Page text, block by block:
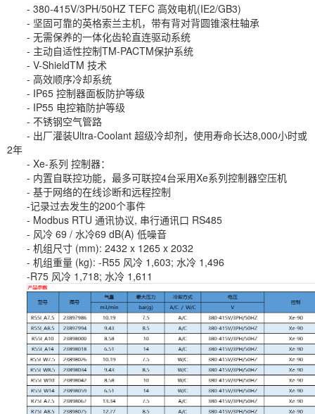
- 380-415V/3PH/50HZ TEFC 高效电机(IE2/GB3)
- 坚固可靠的英格索兰主机，带有背对背圆锥滚柱轴承
- 无需保养的一体化齿轮直连驱动系统
- 主动自适性控制TM-PACTM保护系统
- V-ShieldTM 技术
- 高效顺序冷却系统
- IP65 控制器面板防护等级
- IP55 电控箱防护等级
- 不锈钢空气管路
- 出厂灌装Ultra-Coolant 超级冷却剂，使用寿命长达8,000小时或
2年
- Xe-系列 控制器：
- 内置自联控功能，最多可联控4台采用Xe系列控制器空压机
- 基于网络的在线诊断和远程控制
-记录过去发生的200个事件
- Modbus RTU 通讯协议, 串行通讯口 RS485
- 风冷 69 / 水冷69 dB(A) 低噪音
- 机组尺寸 (mm): 2432 x 1265 x 2032
- 机组重量 (kg): -R55 风冷 1,603; 水冷 1,496
-R75 风冷 1,718; 水冷 1,611